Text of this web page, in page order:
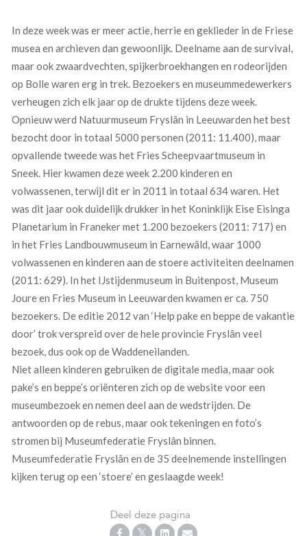
In deze week was er meer actie, herrie en geklieder in de Friese
musea en archieven dan gewoonlijk. Deelname aan de survival,
maar ook zwaardvechten, spijkerbroekhangen en rodeorijden
op Bolle waren erg in trek. Bezoekers en museummedewerkers
verheugen zich elk jaar op de drukte tijdens deze week.
Opnieuw werd Natuurmuseum Fryslân in Leeuwarden het best
bezocht door in totaal 5000 personen (2011: 11.400), maar
opvallende tweede was het Fries Scheepvaartmuseum in
Sneek. Hier kwamen deze week 2.200 kinderen en
volwassenen, terwijl dit er in 2011 in totaal 634 waren. Het
was dit jaar ook duidelijk drukker in het Koninklijk Eise Eisinga
Planetarium in Franeker met 1.200 bezoekers (2011: 717) en
in het Fries Landbouwmuseum in Earnewâld, waar 1000
volwassenen en kinderen aan de stoere activiteiten deelnamen
(2011: 629). In het IJstijdenmuseum in Buitenpost, Museum
Joure en Fries Museum in Leeuwarden kwamen er ca. 750
bezoekers. De editie 2012 van ‘Help pake en beppe de vakantie
door’ trok verspreid over de hele provincie Fryslân veel
bezoek, dus ook op de Waddeneilanden.
Niet alleen kinderen gebruiken de digitale media, maar ook
pake’s en beppe’s oriënteren zich op de website voor een
museumbezoek en nemen deel aan de wedstrijden. De
antwoorden op de rebus, maar ook tekeningen en foto’s
stromen bij Museumfederatie Fryslân binnen.
Museumfederatie Fryslân en de 35 deelnemende instellingen
kijken terug op een ‘stoere’ en geslaagde week!
Deel deze pagina